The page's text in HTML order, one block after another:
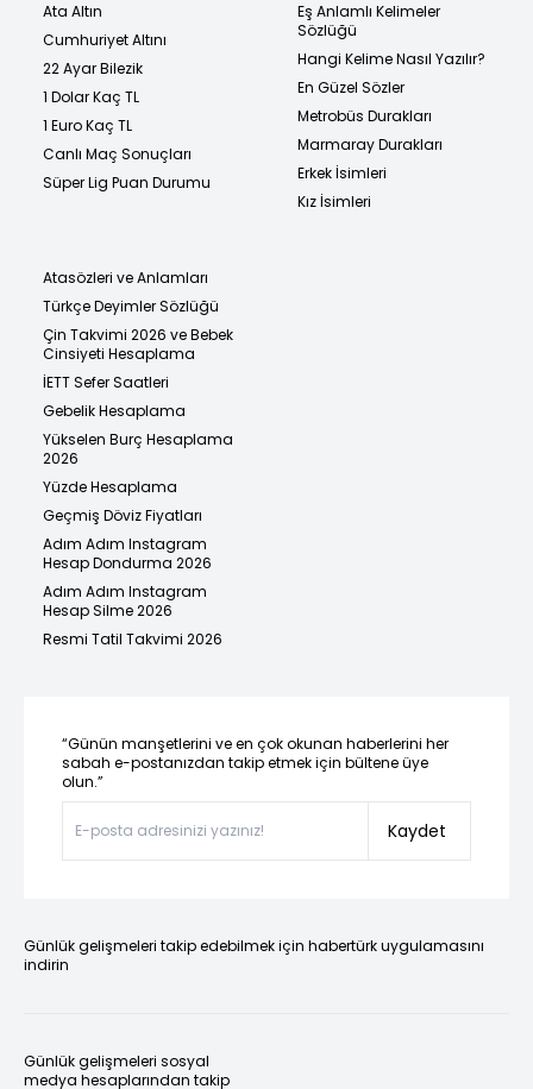
Ata Altın
Cumhuriyet Altını
22 Ayar Bilezik
1 Dolar Kaç TL
1 Euro Kaç TL
Canlı Maç Sonuçları
Süper Lig Puan Durumu
Eş Anlamlı Kelimeler
Sözlüğü
Hangi Kelime Nasıl Yazılır?
En Güzel Sözler
Metrobüs Durakları
Marmaray Durakları
Erkek İsimleri
Kız İsimleri
Atasözleri ve Anlamları
Türkçe Deyimler Sözlüğü
Çin Takvimi 2026 ve Bebek
Cinsiyeti Hesaplama
İETT Sefer Saatleri
Gebelik Hesaplama
Yükselen Burç Hesaplama
2026
Yüzde Hesaplama
Geçmiş Döviz Fiyatları
Adım Adım Instagram
Hesap Dondurma 2026
Adım Adım Instagram
Hesap Silme 2026
Resmi Tatil Takvimi 2026
“Günün manşetlerini ve en çok okunan haberlerini her
sabah e-postanızdan takip etmek için bültene üye
olun.”
Kaydet
Günlük gelişmeleri takip edebilmek için habertürk uygulamasını
indirin
Günlük gelişmeleri sosyal
medya hesaplarından takip